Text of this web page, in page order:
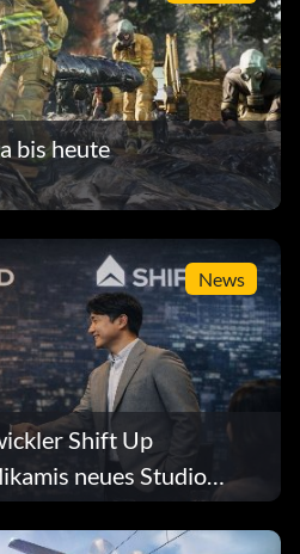
bis heute
News
Shift Up
neues Studio